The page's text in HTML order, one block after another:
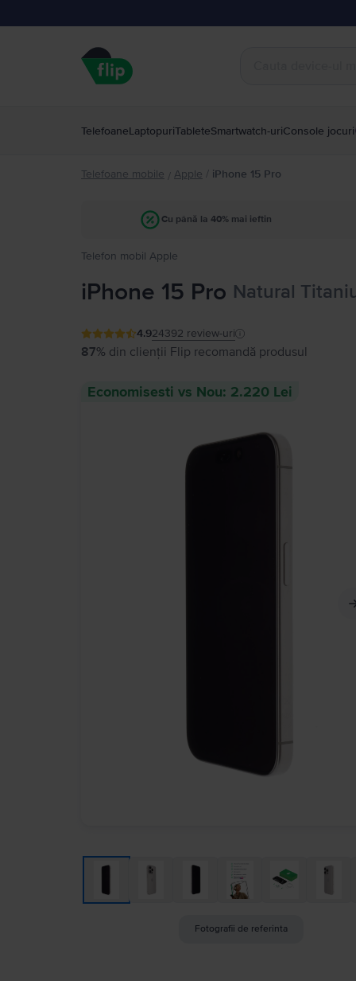
TelefoaneLaptopuriTableteSmartwatch-uriConsole jocuri
Telefoane mobile / Apple / iPhone 15 Pro
Cu până la 40% mai ieftin
Telefon mobil Apple
iPhone 15 Pro Natural
4.924392 review-uri
87% din clienții Flip recomandă produsul
Economisesti vs Nou: 2.220 Lei
Fotografii de referinta